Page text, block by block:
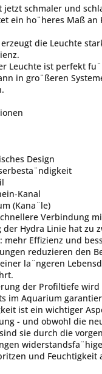
jetzt schmaler und
ein ho¨heres Maß an
die Leuchte
Leuchte ist perfekt
in gro¨ßeren
Design
Kanal
(Kana¨le)
Verbindung
der Hydra Linie hat zu
Effizienz und
reduzieren den
la¨ngeren
der Profiltiefe wird
im Aquarium
ist ein wichtiger
- und obwohl die
sie durch die
und Feuchtigkeit